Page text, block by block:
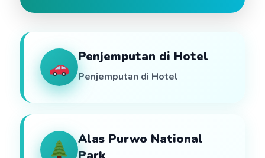
Penjemputan di Hotel
Penjemputan di Hotel
Alas Purwo National